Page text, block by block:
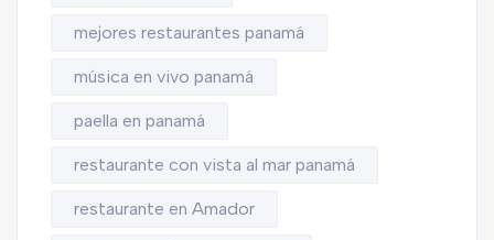
mejores restaurantes panamá
música en vivo panamá
paella en panamá
restaurante con vista al mar panamá
restaurante en Amador